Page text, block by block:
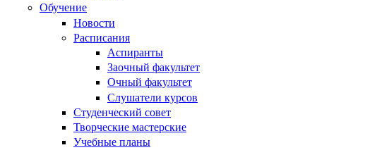
Обучение
Новости
Расписания
Аспиранты
Заочный факультет
Очный факультет
Слушатели курсов
Студенческий совет
Творческие мастерские
Учебные планы